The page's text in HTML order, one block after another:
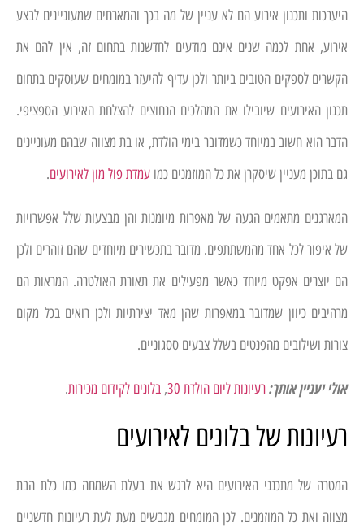
היערכות ותכנון אירוע הם לא עניין של מה בכך והמארחים שמעוניינים לבצע
אירוע, אחת לכמה שנים אינם מודעים לחדשנות בתחום זה, אין להם את
הקשרים לספקים הטובים ביותר ולכן עדיף להיעזר במומחים שעוסקים בתחום
תכנון האירועים שיובילו את המהלכים הנחוצים להצלחת האירוע הספציפי.
הדבר הוא חשוב במיוחד כשמדובר בימי הולדת, או בת מצווה שבהם מעוניינים
גם בתוכן מעניין שיסקרן את כל המוזמנים כמו עמדת פול מון לאירועים.
המארגנים מתאמים הגעה של מאפרות מיומנות והן מבצעות שלל אפשרויות
של איפור לכל אחד מהמשתתפים. מדובר בתכשירים מיוחדים שהם זוהרים ולכן
הם יוצרים אפקט מיוחד כאשר מפעילים את תאורת האולטרה. המראות הם
מרהיבים כיוון שמדובר במאפרות שהן מאד יצירתיות ולכן רואים בכל מקום
צורות ושילובים מהפנטים בשלל צבעים ססגוניים.
אולי יעניין אותך:רעיונות ליום הולדת 30 , בלונים לקידום מכירות.
רעיונות של בלונים לאירועים
המטרה של מתכנני האירועים היא לרגש את בעלת השמחה כמו כלת הבת
מצווה ואת כל המוזמנים. לכן המומחים מגבשים מעת לעת רעיונות חדשניים